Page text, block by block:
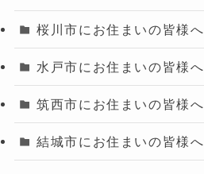
桜川市にお住まいの皆様へ
水戸市にお住まいの皆様へ
筑西市にお住まいの皆様へ
結城市にお住まいの皆様へ